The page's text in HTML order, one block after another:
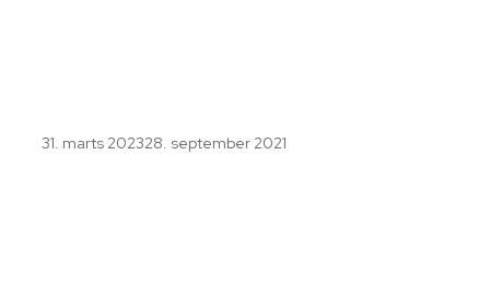
31. marts 202328. september 2021